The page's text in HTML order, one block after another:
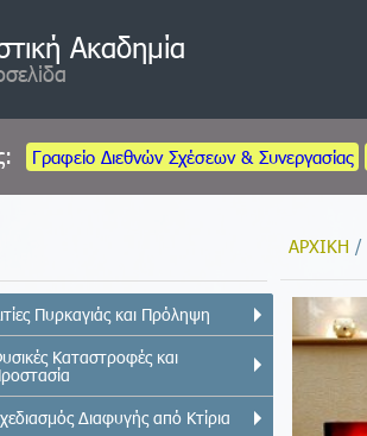
Ακαδημία
Πυρκαγιάς και Πρόληψη
Καταστροφές και
Διαφυγής από Κτίρια
ΑΡΧΙΚΗ /
Γραφείο Διεθνών Σχέσεων & Συνεργασίας